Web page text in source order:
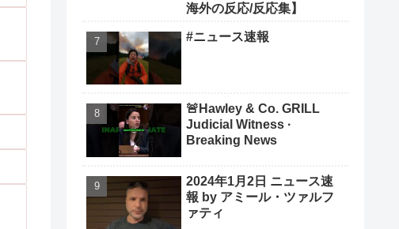
海外の反応/反応集】
#ニュース速報
🚨Hawley & Co. GRILL
Judicial Witness ·
Breaking News
2024年1月2日 ニュース速
報 by アミール・ツァルフ
ァティ